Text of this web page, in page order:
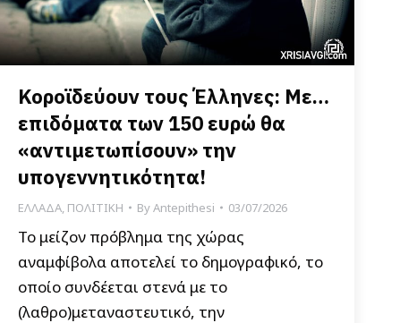
Κοροϊδεύουν τους Έλληνες: Με…
επιδόματα των 150 ευρώ θα
«αντιμετωπίσουν» την
υπογεννητικότητα!
ΕΛΛΑΔΑ, ΠΟΛΙΤΙΚΗ ByAntepithesi 03/07/2026
Το μείζον πρόβλημα της χώρας
αναμφίβολα αποτελεί το δημογραφικό, το
οποίο συνδέεται στενά με το
(λαθρο)μεταναστευτικό, την